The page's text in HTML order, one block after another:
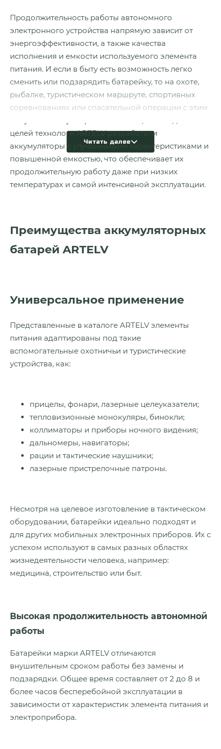
Продолжительность работы автономного
электронного устройства напрямую зависит от
энергоэффективности, а также качества
исполнения и емкости используемого элемента
питания. И если в быту есть возможность легко
сменить или подзарядить батарейку, то на охоте,
рыбалке, туристическом маршруте, спортивных
соревнованиях или спасательной операции с этим
целей технологи ARTELV разработали
аккумуляторы с улучшенными характеристиками и
повышенной емкостью, что обеспечивает их
продолжительную работу даже при низких
температурах и самой интенсивной эксплуатации.
Преимущества аккумуляторных
батарей ARTELV
Универсальное применение
Представленные в каталоге ARTELV элементы
питания адаптированы под такие
вспомогательные охотничьи и туристические
устройства, как:
прицелы, фонари, лазерные целеуказатели;
тепловизионные монокуляры, бинокли;
коллиматоры и приборы ночного видения;
дальномеры, навигаторы;
рации и тактические наушники;
лазерные пристрелочные патроны.
Несмотря на целевое изготовление в тактическом
оборудовании, батарейки идеально подходят и
для других мобильных электронных приборов. Их с
успехом используют в самых разных областях
жизнедеятельности человека, например:
медицина, строительство или быт.
Высокая продолжительность автономной
работы
Батарейки марки ARTELV отличаются
внушительным сроком работы без замены и
подзарядки. Общее время составляет от 2 до 8 и
более часов бесперебойной эксплуатации в
зависимости от характеристик элемента питания и
электроприбора.
Читать далее